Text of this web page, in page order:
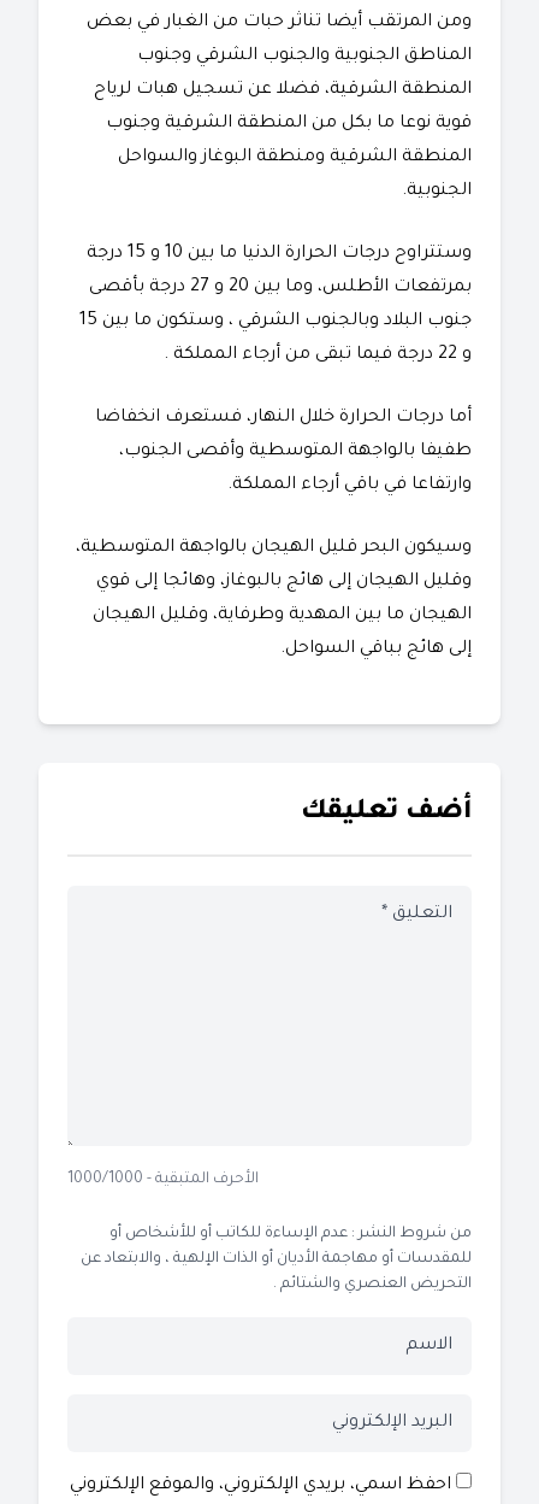
ومن المرتقب أيضا تناثر حبات من الغبار في بعض
المناطق الجنوبية والجنوب الشرقي وجنوب
المنطقة الشرقية، فضلا عن تسجيل هبات لرياح
قوية نوعا ما بكل من المنطقة الشرقية وجنوب
المنطقة الشرقية ومنطقة البوغاز والسواحل
الجنوبية.
وستتراوح درجات الحرارة الدنيا ما بين 10 و 15 درجة
بمرتفعات الأطلس، وما بين 20 و 27 درجة بأقصى
جنوب البلاد وبالجنوب الشرقي ، وستكون ما بين 15
و 22 درجة فيما تبقى من أرجاء المملكة .
أما درجات الحرارة خلال النهار، فستعرف انخفاضا
طفيفا بالواجهة المتوسطية وأقصى الجنوب،
وارتفاعا في باقي أرجاء المملكة.
وسيكون البحر قليل الهيجان بالواجهة المتوسطية،
وقليل الهيجان إلى هائج بالبوغاز، وهائجا إلى قوي
الهيجان ما بين المهدية وطرفاية، وقليل الهيجان
إلى هائج بباقي السواحل.
أضف تعليقك
الأحرف المتبقية - 1000/1000
من شروط النشر : عدم الإساءة للكاتب أو للأشخاص أو
للمقدسات أو مهاجمة الأديان أو الذات الإلهية ، والابتعاد عن
التحريض العنصري والشتائم .
احفظ اسمي، بريدي الإلكتروني، والموقع الإلكتروني